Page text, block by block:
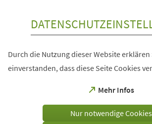
Durch die Nutzung dieser Website
einverstanden, dass diese Seite Cookies
Mehr Infos
(Öffnet
einem
Nur notwendige Cookies